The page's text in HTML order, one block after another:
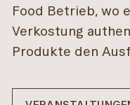
Food Betrieb, wo
Verkostung
Produkte den